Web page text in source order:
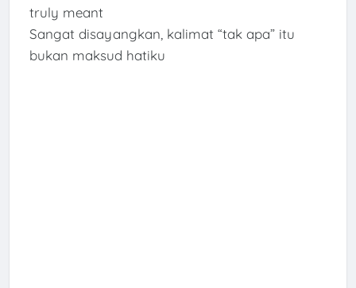
truly meant
Sangat disayangkan, kalimat “tak apa” itu
bukan maksud hatiku